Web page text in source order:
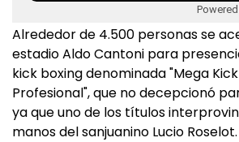
Alrededor de 4.500 personas se
estadio Aldo Cantoni para
kick boxing denominada "Mega
Profesional", que no decepcionó
ya que uno de los títulos
manos del sanjuanino Lucio Roselot.